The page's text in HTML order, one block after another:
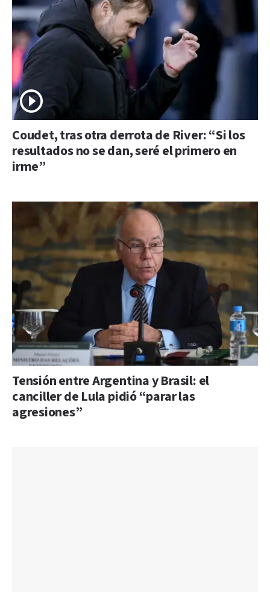
Coudet, tras otra derrota de River: “Si los
resultados no se dan, seré el primero en
irme”
Tensión entre Argentina y Brasil: el
canciller de Lula pidió “parar las
agresiones”